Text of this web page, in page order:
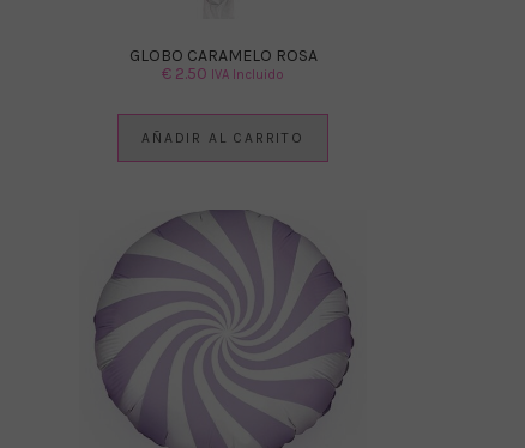
GLOBO CARAMELO ROSA
€ 2.50 IVA Incluido
AÑADIR AL CARRITO